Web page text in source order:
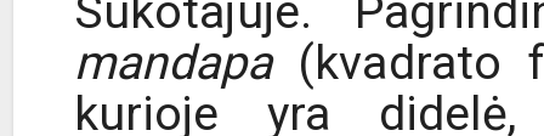
Sukotajuje.
mandapa(kvadrato
kurioje yra